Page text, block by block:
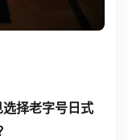
择老字号日式